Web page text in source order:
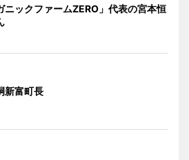
ニックファームZERO」代表の宮本恒
新富町長